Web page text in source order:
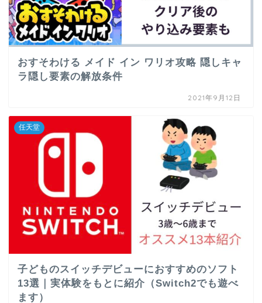
おすそわける メイド イン ワリオ攻略 隠しキャ
ラ隠し要素の解放条件
2021年9月12日
任天堂
子どものスイッチデビューにおすすめのソフト
13選｜実体験をもとに紹介（Switch2でも遊べ
ます）